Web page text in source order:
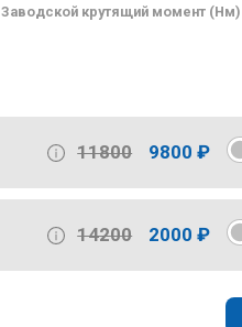
Заводской крутящий момент (Нм)
11800 9800 ₽
14200 2000 ₽